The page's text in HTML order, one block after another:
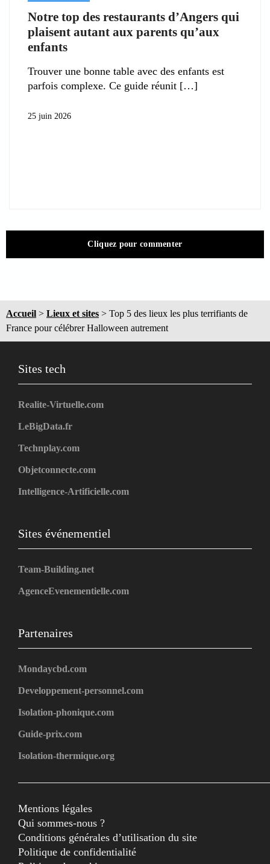
Notre top des restaurants d’Angers qui
plaisent autant aux parents qu’aux
enfants
Trouver une bonne table avec des enfants est
parfois complexe. Ce guide réunit
25 juin 2026
Cliquez pour commenter
Accueil > Lieux et sites > Top 5 des lieux les plus terrifiants de
France pour célébrer Halloween autrement
Sites tech
Realite-Virtuelle.com
LeBigData.fr
Technplay.com
Objetconnecte.com
Intelligence-Artificielle.com
Sites événementiel
Team-Building.net
AgenceEvenementielle.com
Partenaires
Mondaycbd.com
Developpement-personnel.com
Isolation-phonique.com
Guide-prix.com
Isolation-thermique.org
Mentions légales
Qui sommes-nous ?
Conditions générales d’utilisation du site
Politique de confidentialité